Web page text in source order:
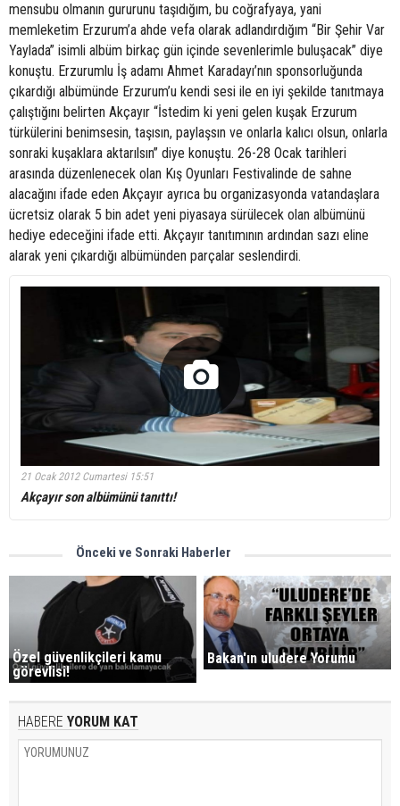
mensubu olmanın gururunu taşıdığım, bu coğrafyaya, yani
memleketim Erzurum’a ahde vefa olarak adlandırdığım “Bir Şehir Var
Yaylada” isimli albüm birkaç gün içinde sevenlerimle buluşacak” diye
konuştu. Erzurumlu İş adamı Ahmet Karadayı’nın sponsorluğunda
çıkardığı albümünde Erzurum’u kendi sesi ile en iyi şekilde tanıtmaya
çalıştığını belirten Akçayır “İstedim ki yeni gelen kuşak Erzurum
türkülerini benimsesin, taşısın, paylaşsın ve onlarla kalıcı olsun, onlarla
sonraki kuşaklara aktarılsın” diye konuştu. 26-28 Ocak tarihleri
arasında düzenlenecek olan Kış Oyunları Festivalinde de sahne
alacağını ifade eden Akçayır ayrıca bu organizasyonda vatandaşlara
ücretsiz olarak 5 bin adet yeni piyasaya sürülecek olan albümünü
hediye edeceğini ifade etti. Akçayır tanıtımının ardından sazı eline
alarak yeni çıkardığı albümünden parçalar seslendirdi.
21 Ocak 2012 Cumartesi 15:51
Akçayır son albümünü tanıttı!
Önceki ve Sonraki Haberler
Özel güvenlikçileri kamu
görevlisi!
Bakan'ın uludere Yorumu
HABERE YORUM KAT